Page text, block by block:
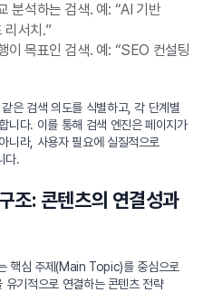
분석하는 검색. 예: “AI 기반
서치.”
이 목표인 검색. 예: “SEO 컨설팅
은 검색 의도를 식별하고, 각 단계별
니다. 이를 통해 검색 엔진은 페이지가
니라, 사용자 필요에 실질적으로
다.
조: 콘텐츠의 연결성과
핵심 주제(Main Topic)를 중심으로
기적으로 연결하는 콘텐츠 전략